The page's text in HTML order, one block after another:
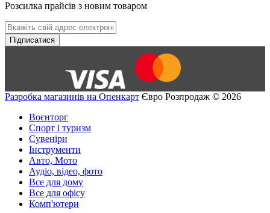
Розсилка прайсів з новим товаром
Підписатися
Разробка магазинів на Опенкарт Євро Розпродаж © 2026
Воєнторг
Спорт і туризм
Сувеніри
Інструменти
Авто, Мото
Аудіо, відео, фото
Все для дому
Все для офісу
Комп'ютери